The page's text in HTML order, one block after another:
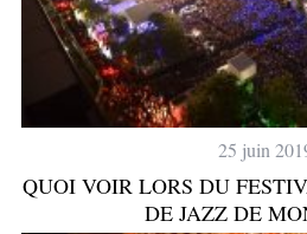
25 juin
QUOI VOIR LORS DU
DE JAZZ DE